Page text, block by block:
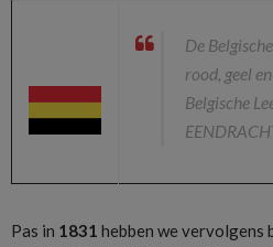
De
rood, geel
Belgische
Pas in 1831 hebben we vervolgens